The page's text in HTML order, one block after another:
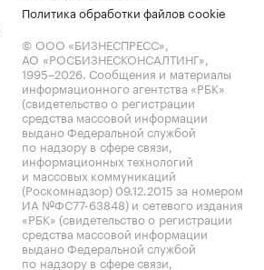
Политика обработки файлов cookie
© ООО «БИЗНЕСПРЕСС»,
АО «РОСБИЗНЕСКОНСАЛТИНГ»,
1995–2026. Сообщения и материалы
информационного агентства «РБК»
(свидетельство о регистрации
средства массовой информации
выдано Федеральной службой
по надзору в сфере связи,
информационных технологий
и массовых коммуникаций
(Роскомнадзор) 09.12.2015 за номером
ИА №ФС77-63848) и сетевого издания
«РБК» (свидетельство о регистрации
средства массовой информации
выдано Федеральной службой
по надзору в сфере связи,